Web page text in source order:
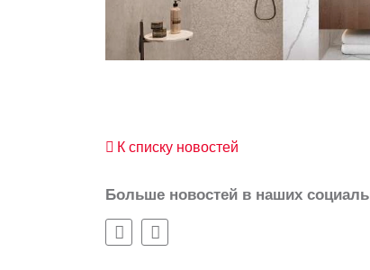
К списку новостей
Больше новостей в наших